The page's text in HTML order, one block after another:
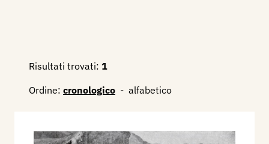
Risultati trovati: 1
Ordine: cronologico - alfabetico